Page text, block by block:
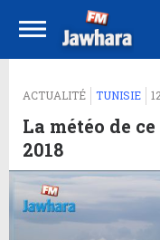
ACTUALITÉ TUNISIE
La météo de
2018